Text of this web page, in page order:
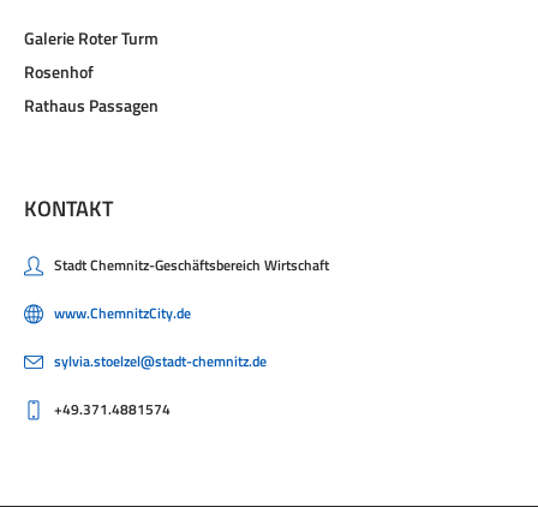
Galerie Roter Turm
Rosenhof
Rathaus Passagen
KONTAKT
Stadt Chemnitz-Geschäftsbereich Wirtschaft
www.ChemnitzCity.de
sylvia.stoelzel@stadt-chemnitz.de
+49.371.4881574